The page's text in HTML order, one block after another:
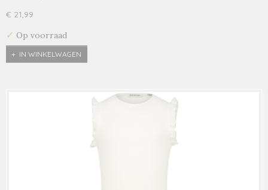
€ 21,99
✓ Op voorraad
IN WINKELWAGEN